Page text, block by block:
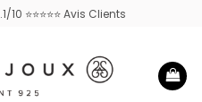
⭐⭐⭐⭐⭐ Avis Clients